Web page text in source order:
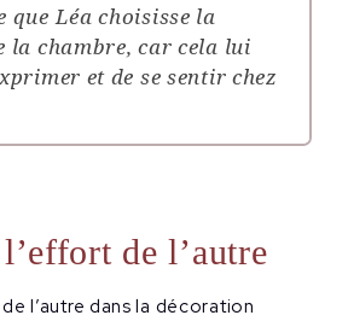
que Léa choisisse la
la chambre, car cela lui
et de se sentir chez
de l’autre
l’autre dans la décoration